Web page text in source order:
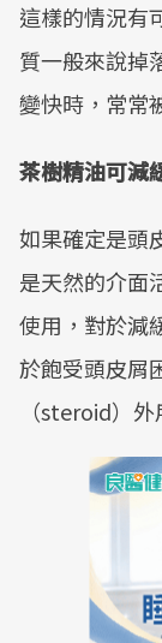
這樣的情況有
質一般來說掉
變快時，常常
茶樹精油可減
如果確定是頭
是天然的介面
使用，對於減
於飽受頭皮屑
（steroid）